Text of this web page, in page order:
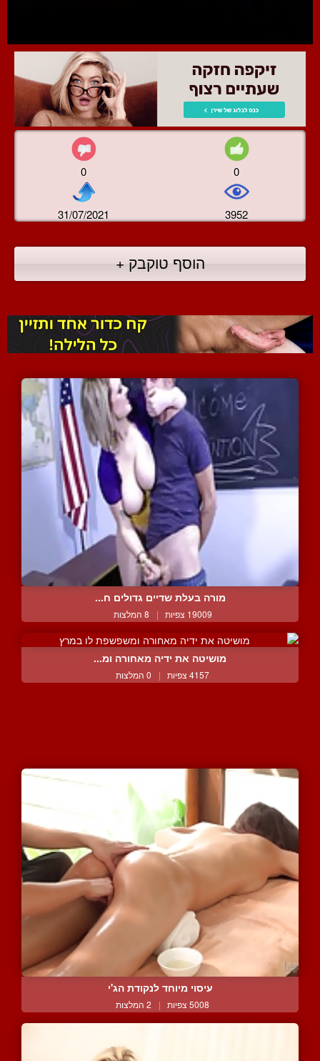
0 0
31/07/2021 3952
הוסף טוקבק +
מורה בעלת שדיים גדולים ח...
19009 צפיות | 8 המלצות
מושיטה את ידיה מאחורה ומ...
4157 צפיות | 0 המלצות
עיסוי מיוחד לנקודת הג'י
5008 צפיות | 2 המלצות